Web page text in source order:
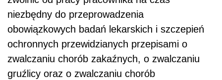
niezbędny do przeprowadzenia
obowiązkowych badań lekarskich i szczepień
ochronnych przewidzianych przepisami o
zwalczaniu chorób zakaźnych, o zwalczaniu
gruźlicy oraz o zwalczaniu chorób